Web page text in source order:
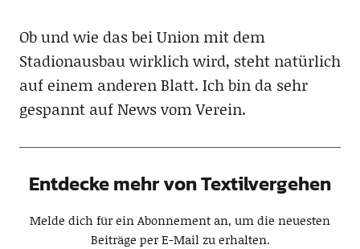
Ob und wie das bei Union mit dem
Stadionausbau wirklich wird, steht natürlich
auf einem anderen Blatt. Ich bin da sehr
gespannt auf News vom Verein.
Entdecke mehr von Textilvergehen
Melde dich für ein Abonnement an, um die neuesten
Beiträge per E-Mail zu erhalten.